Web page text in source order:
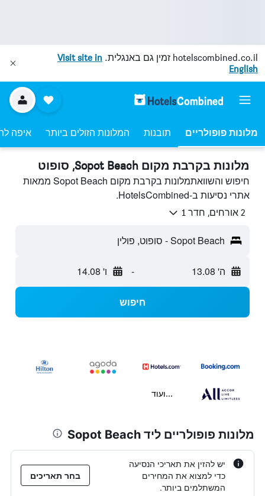
hotelscombined.co.il זמין גם באנגלית. Visit site in
English
מלונות פופולריים תובנות המלונות הזולים ביותר איפה
מלונות בקרבת מקום Sopot Beach, סופוט
חיפוש והשוואתמלונות בקרבת מקום Sopot Beach ממאות
אתרי נסיעות ב-HotelsCombined.
2 אורחים, חדר 1
Sopot Beach - סופוט, פולין
ה' 13.08 - ו' 14.08
חיפוש
...ועוד
מלונות פופולריים ליד Sopot Beach
יש להזין את תאריכי הנסיעה
כדי למצוא את המחירים
המשתלמים ביותר.
בחר תאריכים